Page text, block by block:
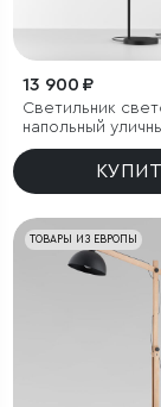
13 900 ₽
Светильник
напольный
ТОВАРЫ ИЗ ЕВРОПЫ